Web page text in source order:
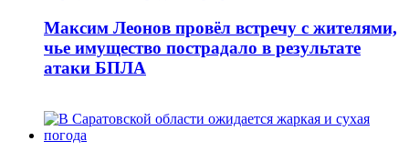
Максим Леонов провёл встречу с жителями,
чье имущество пострадало в результате
атаки БПЛА